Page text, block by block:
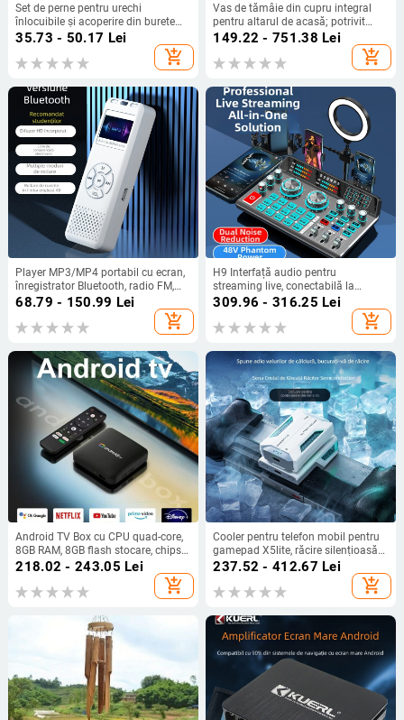
Set de perne pentru urechi
înlocuibile și acoperire din burete
pentru căști Sony MDR-100ABN
35.73 - 50.17 Lei
add_shopping_cart
Vas de tămâie din cupru integral
pentru altarul de acasă; potrivit
pentru Buddha, Guanyin și zeitățile
149.22 - 751.38 Lei
add_shopping_cart
Player MP3/MP4 portabil cu ecran,
înregistrator Bluetooth, radio FM,
audiobook-uri, USB flash drive cu
68.79 - 150.99 Lei
add_shopping_cart
H9 Interfață audio pentru
streaming live, conectabilă la
telefon, computer, căști Bluetooth,
309.96 - 316.25 Lei
add_shopping_cart
Android TV Box cu CPU quad-core,
8GB RAM, 8GB flash stocare, chipset
Amlogic, HDMI/USB/AV, Full HD
218.02 - 243.05 Lei
add_shopping_cart
Cooler pentru telefon mobil pentru
gamepad X5lite, răcire silențioasă
pe bază de semiconductori,
interfață USB-C, conectivitate
wireless, model X5lite zero joint
237.52 - 412.67 Lei
add_shopping_cart